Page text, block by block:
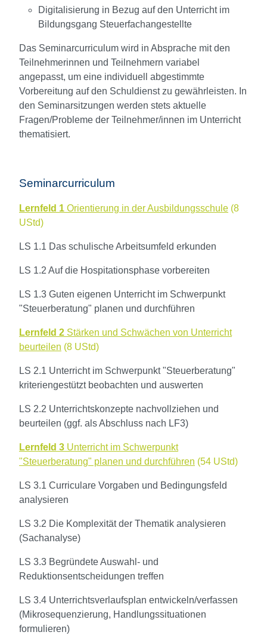
Digitalisierung in Bezug auf den Unterricht im
Bildungsgang Steuerfachangestellte
Das Seminarcurriculum wird in Absprache mit den
Teilnehmerinnen und Teilnehmern variabel
angepasst, um eine individuell abgestimmte
Vorbereitung auf den Schuldienst zu gewährleisten. In
den Seminarsitzungen werden stets aktuelle
Fragen/Probleme der Teilnehmer/innen im Unterricht
thematisiert.
Seminarcurriculum
Lernfeld 1 Orientierung in der Ausbildungsschule (8
UStd)
LS 1.1 Das schulische Arbeitsumfeld erkunden
LS 1.2 Auf die Hospitationsphase vorbereiten
LS 1.3 Guten eigenen Unterricht im Schwerpunkt
"Steuerberatung" planen und durchführen
Lernfeld 2 Stärken und Schwächen von Unterricht
beurteilen (8 UStd)
LS 2.1 Unterricht im Schwerpunkt "Steuerberatung"
kriteriengestützt beobachten und auswerten
LS 2.2 Unterrichtskonzepte nachvollziehen und
beurteilen (ggf. als Abschluss nach LF3)
Lernfeld 3 Unterricht im Schwerpunkt
"Steuerberatung" planen und durchführen (54 UStd)
LS 3.1 Curriculare Vorgaben und Bedingungsfeld
analysieren
LS 3.2 Die Komplexität der Thematik analysieren
(Sachanalyse)
LS 3.3 Begründete Auswahl- und
Reduktionsentscheidungen treffen
LS 3.4 Unterrichtsverlaufsplan entwickeln/verfassen
(Mikrosequenzierung, Handlungssituationen
formulieren)